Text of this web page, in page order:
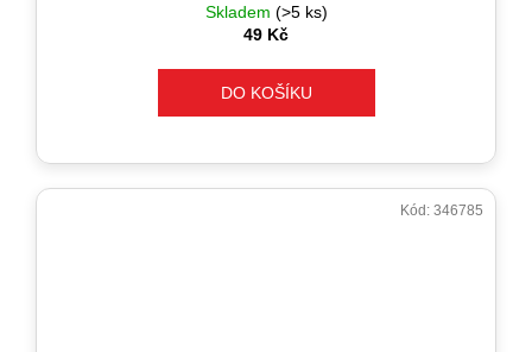
Skladem (>5 ks)
49 Kč
DO KOŠÍKU
Kód: 346785